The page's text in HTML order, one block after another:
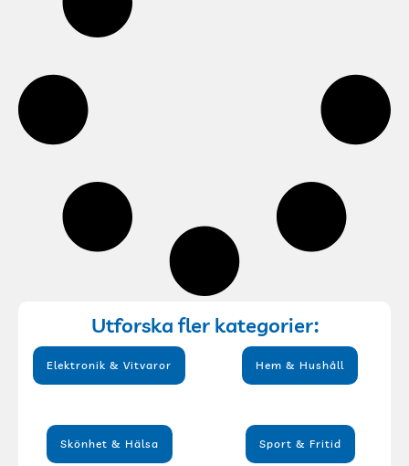
Utforska fler kategorier:
Elektronik & Vitvaror Hem & Hushåll
Skönhet & Hälsa Sport & Fritid